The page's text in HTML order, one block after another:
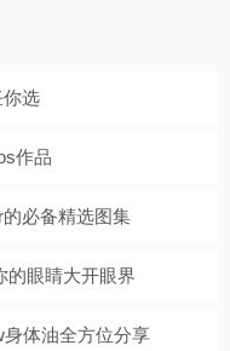
选
作品
必备精选图集
的眼睛大开眼界
体油全方位分享